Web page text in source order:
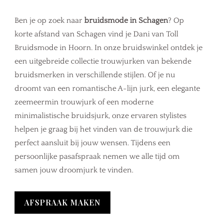
Ben je op zoek naar bruidsmode in Schagen? Op
korte afstand van Schagen vind je Dani van Toll
Bruidsmode in Hoorn. In onze bruidswinkel ontdek je
een uitgebreide collectie trouwjurken van bekende
bruidsmerken in verschillende stijlen. Of je nu
droomt van een romantische A-lijn jurk, een elegante
zeemeermin trouwjurk of een moderne
minimalistische bruidsjurk, onze ervaren stylistes
helpen je graag bij het vinden van de trouwjurk die
perfect aansluit bij jouw wensen. Tijdens een
persoonlijke pasafspraak nemen we alle tijd om
samen jouw droomjurk te vinden.
AFSPRAAK MAKEN